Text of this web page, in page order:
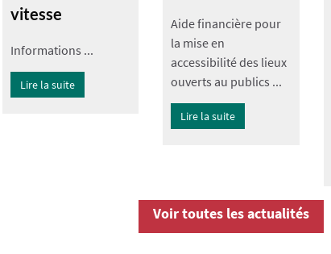
vitesse
Informations ...
Lire la suite
Aide financière pour
la mise en
accessibilité des lieux
ouverts au publics ...
Lire la suite
Voir toutes les actualités